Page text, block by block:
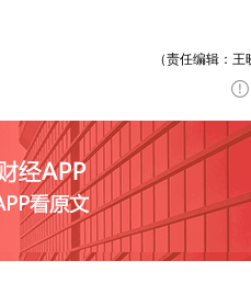
（责任编辑：王